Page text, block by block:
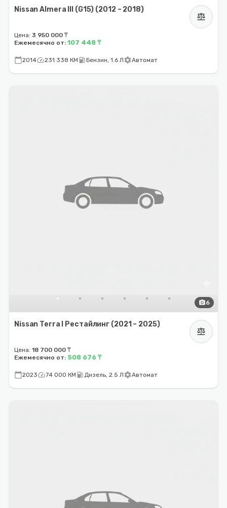
Nissan Almera III (G15) (2012 – 2018)
balance
Цена: 3 950 000 ₸
Ежемесячно от: 107 448 ₸
calendar_today2014speed231 338 КМ local_gas_stationБензин, 1.6 ЛsettingsАвтомат
photo_camera6
Nissan Terra I Рестайлинг (2021 – 2025)
balance
Цена: 18 700 000 ₸
Ежемесячно от: 508 676 ₸
calendar_today2023speed74 000 КМ local_gas_station Дизель, 2.5 ЛsettingsАвтомат